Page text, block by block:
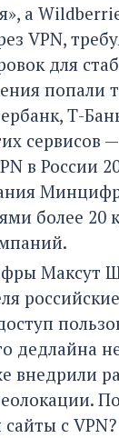
а
VPN,
для
попали
Т-
сервисов
в России
более 20
Максут
дедлайна
внедрили
с